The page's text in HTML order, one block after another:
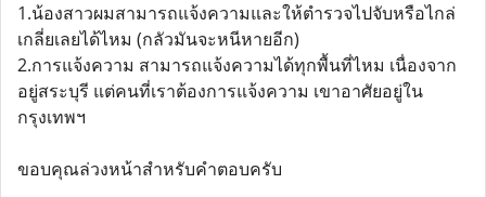
1.น้องสาวผมสามารถแจ้งความและให้ตำรวจไปจับหรือไกล่
เกลี่ยเลยได้ไหม (กลัวมันจะหนีหายอีก)
2.การแจ้งความ สามารถแจ้งความได้ทุกพื้นที่ไหม เนื่องจาก
อยู่สระบุรี แต่คนที่เราต้องการแจ้งความ เขาอาศัยอยู่ใน
กรุงเทพฯ
ขอบคุณล่วงหน้าสำหรับคำตอบครับ